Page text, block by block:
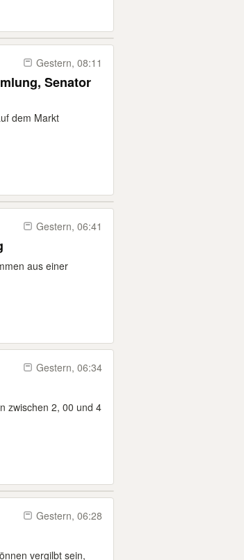
Gestern, 08:11
dem Markt
Gestern, 06:41
aus einer
Gestern, 06:34
zwischen 2, 00 und 4
Gestern, 06:28
vergilbt sein,